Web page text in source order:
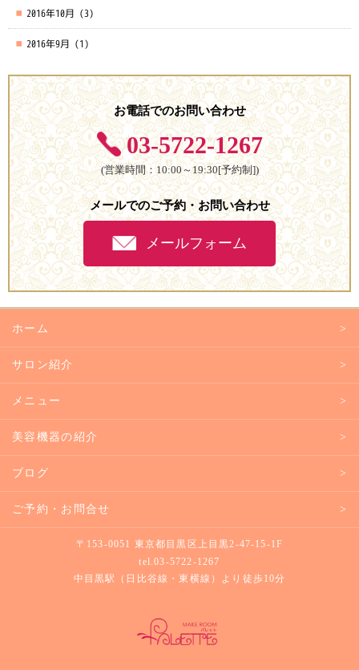
2016年10月 (3)
2016年9月 (1)
お電話でのお問い合わせ
03-5722-1267
(営業時間：10:00～19:30[予約制])
メールでのご予約・お問い合わせ
メールフォーム
ホーム
サロン紹介
メニュー
美容機器の紹介
ブログ
ご予約・お問合せ
〒153-0051 東京都目黒区上目黒2-47-15-1F
tel.03-5722-1267
中目黒駅（日比谷線・東横線）より徒歩10分